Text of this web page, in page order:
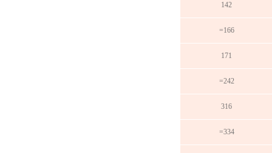
142
=166
171
=242
316
=334